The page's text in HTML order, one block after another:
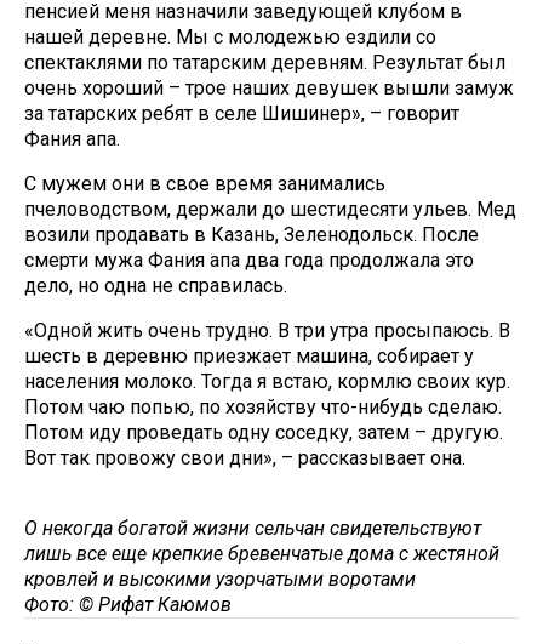
пенсией меня назначили заведующей клубом в
нашей деревне. Мы с молодежью ездили со
спектаклями по татарским деревням. Результат был
очень хороший – трое наших девушек вышли замуж
за татарских ребят в селе Шишинер», – говорит
Фания апа.
С мужем они в свое время занимались
пчеловодством, держали до шестидесяти ульев. Мед
возили продавать в Казань, Зеленодольск. После
смерти мужа Фания апа два года продолжала это
дело, но одна не справилась.
«Одной жить очень трудно. В три утра просыпаюсь. В
шесть в деревню приезжает машина, собирает у
населения молоко. Тогда я встаю, кормлю своих кур.
Потом чаю попью, по хозяйству что-нибудь сделаю.
Потом иду проведать одну соседку, затем – другую.
Вот так провожу свои дни», – рассказывает она.
О некогда богатой жизни сельчан свидетельствуют
лишь все еще крепкие бревенчатые дома с жестяной
кровлей и высокими узорчатыми воротами
Фото: © Рифат Каюмов